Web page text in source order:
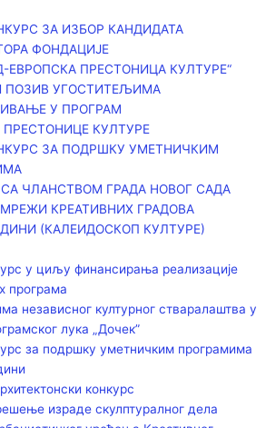
ЗА ИЗБОР КАНДИДАТА
ФОНДАЦИЈЕ
ЕВРОПСКА ПРЕСТОНИЦА КУЛТУРЕ“
ПОЗИВ УГОСТИТЕЉИМА
У ПРОГРАМ
ПРЕСТОНИЦЕ КУЛТУРЕ
ЗА ПОДРШКУ УМЕТНИЧКИМ
ЧЛАНСТВОМ ГРАДА НОВОГ САДА
КРЕАТИВНИХ ГРАДОВА
(КАЛЕИДОСКОП КУЛТУРЕ)
у циљу финансирања реализације
програма
независног културног стваралаштва у
лука „Дочек”
за подршку уметничким програмима
конкурс
израде скулптуралног дела